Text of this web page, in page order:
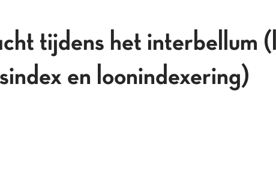
tijdens het interbellum
en loonindexering)